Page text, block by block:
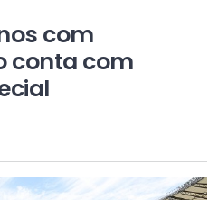
com
conta com